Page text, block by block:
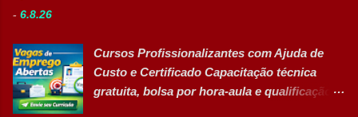
Receber produtos no centro de distribuição;
Embalar e etiquetar mercadorias; Conferir
documentos, registros e embalagens;
- 6.8.26
Cursos Profissionalizantes com Ajuda de
Custo e Certificado Capacitação técnica
gratuita, bolsa por hora-aula e qualificação